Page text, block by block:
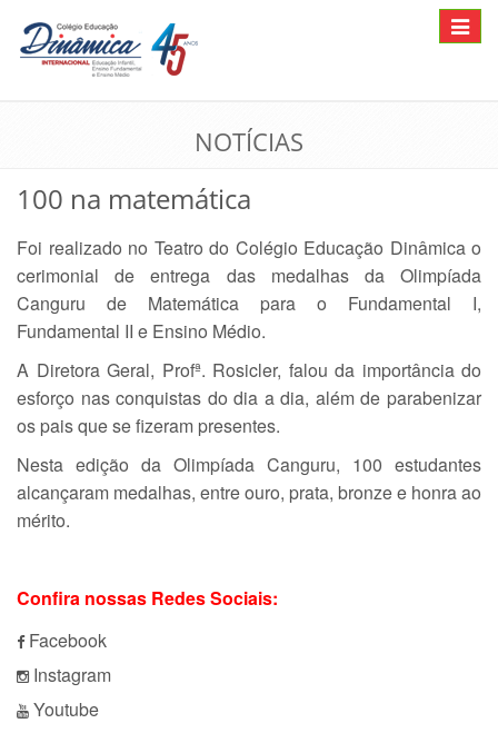
Toggle
NOTÍCIAS
100 na matemática
Foi realizado no Teatro do Colégio Educação Dinâmica o
cerimonial de entrega das medalhas da Olimpíada
Canguru de Matemática para o Fundamental I,
Fundamental II e Ensino Médio.
A Diretora Geral, Profª. Rosicler, falou da importância do
esforço nas conquistas do dia a dia, além de parabenizar
os pais que se fizeram presentes.
Nesta edição da Olimpíada Canguru, 100 estudantes
alcançaram medalhas, entre ouro, prata, bronze e honra ao
mérito.
Confira nossas Redes Sociais:
Facebook
Instagram
Youtube